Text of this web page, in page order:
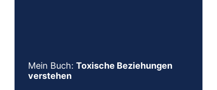
Mein Buch: Toxische Beziehungen
verstehen